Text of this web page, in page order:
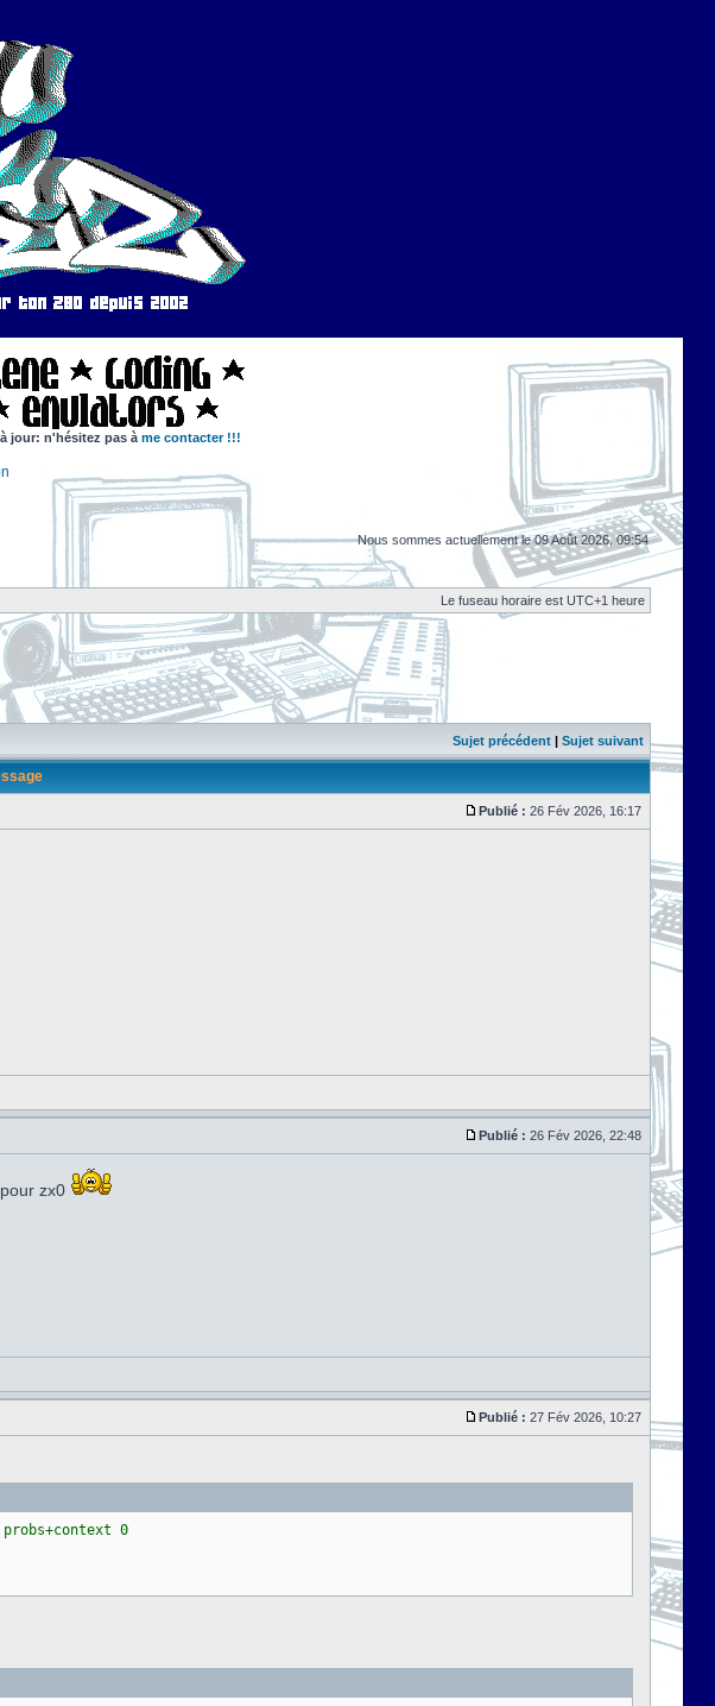
jour: n'hésitez pas à me contacter !!!
Nous sommes actuellement le 09 Août 2026, 09:54
Le fuseau horaire est UTC+1 heure
Sujet précédent | Sujet suivant
Publié : 26 Fév 2026, 16:17
Publié : 26 Fév 2026, 22:48
zx0
Publié : 27 Fév 2026, 10:27
0